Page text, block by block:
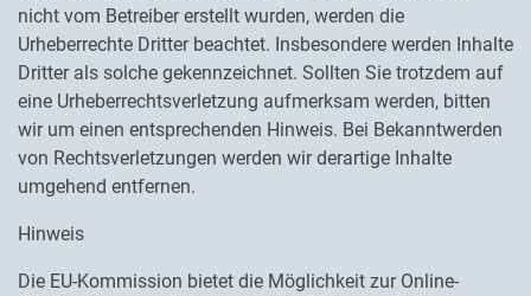
nicht vom Betreiber erstellt wurden, werden die
Urheberrechte Dritter beachtet. Insbesondere werden Inhalte
Dritter als solche gekennzeichnet. Sollten Sie trotzdem auf
eine Urheberrechtsverletzung aufmerksam werden, bitten
wir um einen entsprechenden Hinweis. Bei Bekanntwerden
von Rechtsverletzungen werden wir derartige Inhalte
umgehend entfernen.
Hinweis
Die EU-Kommission bietet die Möglichkeit zur Online-